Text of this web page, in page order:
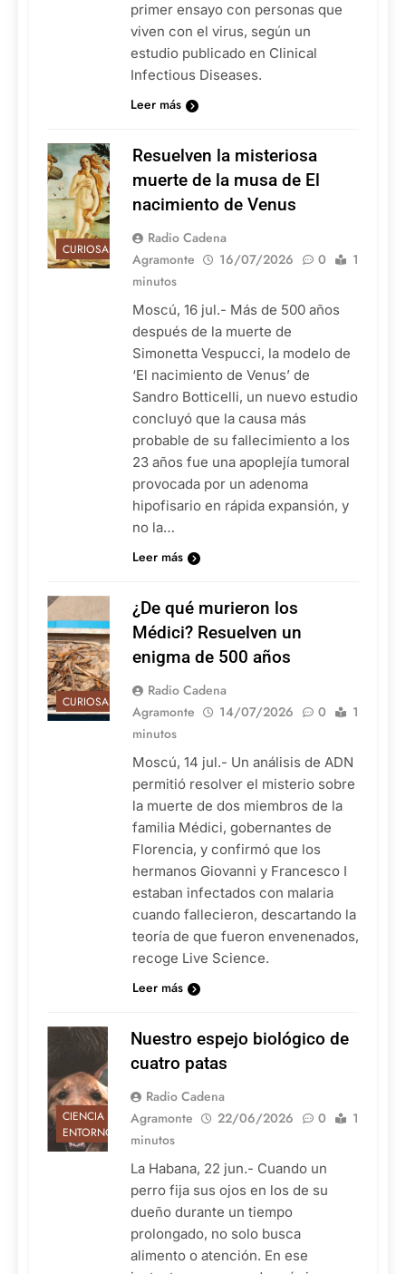
primer ensayo con personas que
viven con el virus, según un
estudio publicado en Clinical
Infectious Diseases.
Leer más
CURIOSAS
Resuelven la misteriosa
muerte de la musa de El
nacimiento de Venus
Radio Cadena
Agramonte
16/07/2026 0
1
minutos
Moscú, 16 jul.- Más de 500 años
después de la muerte de
Simonetta Vespucci, la modelo de
‘El nacimiento de Venus’ de
Sandro Botticelli, un nuevo estudio
concluyó que la causa más
probable de su fallecimiento a los
23 años fue una apoplejía tumoral
provocada por un adenoma
hipofisario en rápida expansión, y
no la…
Leer más
CURIOSAS
¿De qué murieron los
Médici? Resuelven un
enigma de 500 años
Radio Cadena
Agramonte
14/07/2026 0
1
minutos
Moscú, 14 jul.- Un análisis de ADN
permitió resolver el misterio sobre
la muerte de dos miembros de la
familia Médici, gobernantes de
Florencia, y confirmó que los
hermanos Giovanni y Francesco I
estaban infectados con malaria
cuando fallecieron, descartando la
teoría de que fueron envenenados,
recoge Live Science.
Leer más
CIENCIA Y
ENTORNO
Nuestro espejo biológico de
cuatro patas
Radio Cadena
Agramonte
22/06/2026 0
1
minutos
La Habana, 22 jun.- Cuando un
perro fija sus ojos en los de su
dueño durante un tiempo
prolongado, no solo busca
alimento o atención. En ese